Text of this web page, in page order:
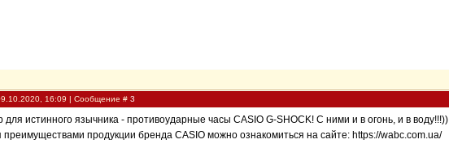
16:09 | Сообщение # 3
истинного язычника - противоударные часы CASIO G-SHOCK! С ними и в огонь, и в воду!!!))
преимуществами продукции бренда CASIO можно ознакомиться на сайте: https://wabc.com.ua/